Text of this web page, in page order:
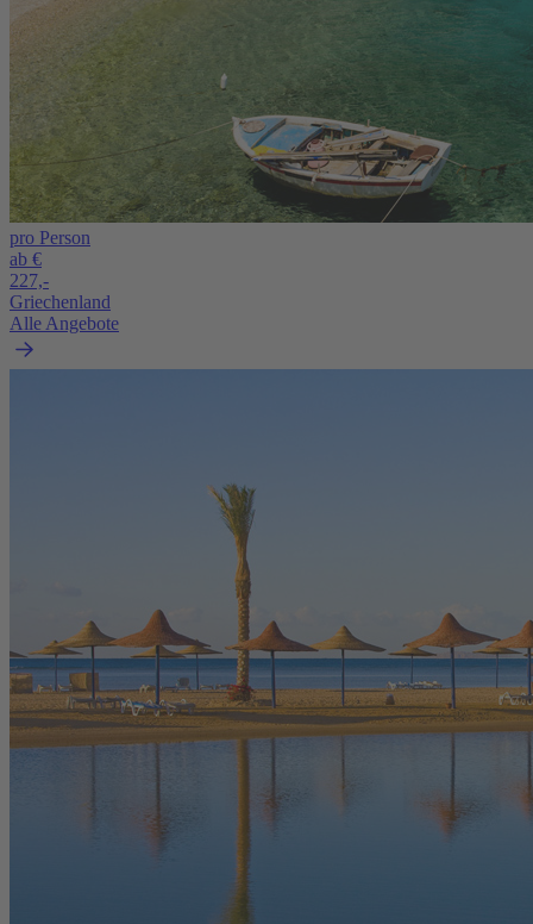
pro Person
ab €
227,-
Griechenland
Alle Angebote